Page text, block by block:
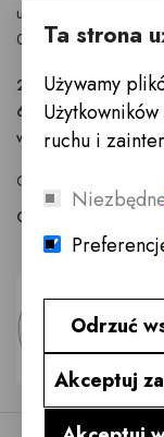
ul. Puławska 326 -
02-819 Warszawa
22 855 40 97
601 777 299
GODZINY
Odwiedź salon
Ta strona
Używamy
ruchu i
Odrzuć
Akceptuj